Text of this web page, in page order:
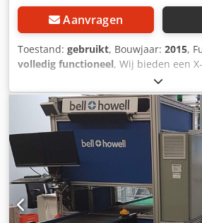
Aanvragen
Toestand: gebruikt, Bouwjaar: 2015,
volledig functioneel, Wij bieden een X-
SYSTEEM (FLEXSORT SC3) van de
koop aan. ALGEMENE BESCHRIJVING:
systeem betreft een Dematic X-Belt
sorteermachine, ideaal voor logistieke
sorteerknooppunten, e-commerce,
throughput toepassingen. - Gebruikte
(bouwjaar 2015) die nauwkeurig, snel
dankzij gemotoriseerde wagentjes
elektromagneten. De installatie is
afkomstig uit een operationele site en